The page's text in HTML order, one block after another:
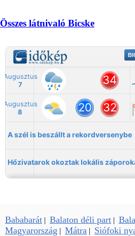
Összes látnivaló Bicske
Bababarát | Balaton déli part |
Magyarország | Mátra | Siófoki